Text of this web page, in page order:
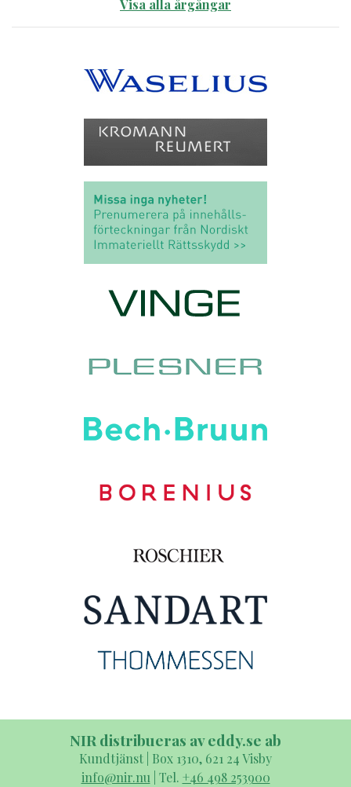
Visa alla årgångar
NIR distribueras av eddy.se ab
Kundtjänst | Box 1310, 621 24 Visby
info@nir.nu | Tel. +46 498 253900